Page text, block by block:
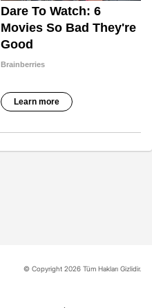
© Copyright 2026 Tüm Hakları Gizlidir.